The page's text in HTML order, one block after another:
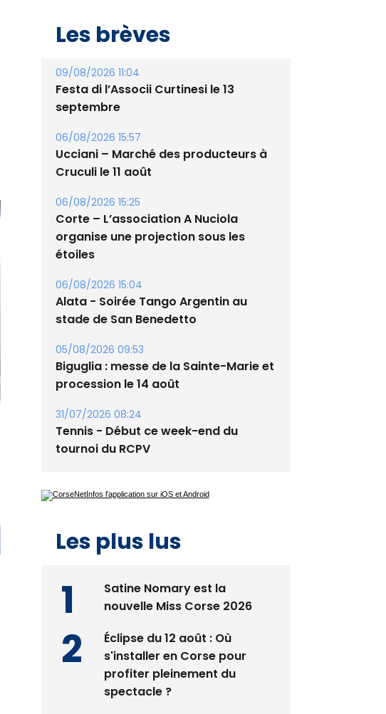
Les brèves
09/08/2026 11:04
Festa di l’Associi Curtinesi le 13
septembre
06/08/2026 15:57
Ucciani – Marché des producteurs à
Cruculi le 11 août
06/08/2026 15:25
Corte – L’association A Nuciola
organise une projection sous les
étoiles
06/08/2026 15:04
Alata - Soirée Tango Argentin au
stade de San Benedetto
05/08/2026 09:53
Biguglia : messe de la Sainte-Marie et
procession le 14 août
31/07/2026 08:24
Tennis - Début ce week-end du
tournoi du RCPV
Les plus lus
Satine Nomary est la
nouvelle Miss Corse 2026
Éclipse du 12 août : Où
s'installer en Corse pour
profiter pleinement du
spectacle ?